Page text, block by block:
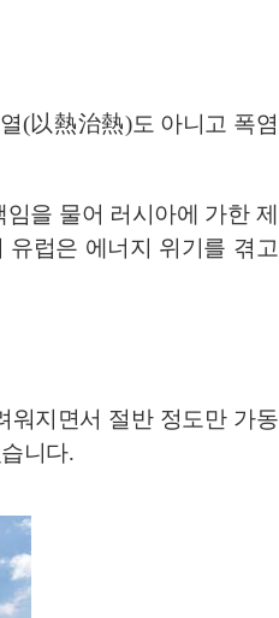
(以熱治熱)도 아니고 폭염
을 물어 러시아에 가한 제
럽은 에너지 위기를 겪고
워지면서 절반 정도만 가동
니다.